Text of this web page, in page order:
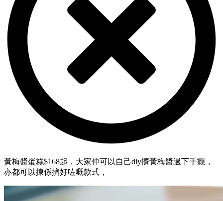
黃梅醬蛋糕$168起，大家仲可以自己diy擠黃梅醬過下手癮，
亦都可以揀係擠好咗嘅款式，